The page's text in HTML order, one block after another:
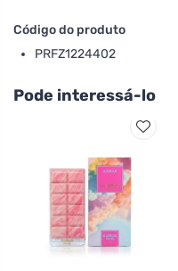
Código do produto
PRFZ1224402
Pode interessá-lo